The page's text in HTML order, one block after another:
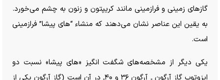
گاز‌های زمینی و فرازمینی مانند کریپتون و زنون به چشم می‌خورد.
به یقین این عناصر نشان می‌دهند که منشاء “های پیشا” فرازمینی
است.
یکی دیگر از مشخصه‌های شگفت انگیز «های پیشا» نسبت دو